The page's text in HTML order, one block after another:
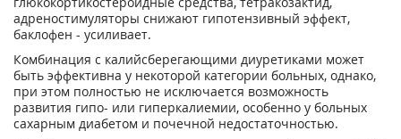
адреностимуляторы снижают гипотензивный эффект,
баклофен - усиливает.
Комбинация с калийсберегающими диуретиками может
быть эффективна у некоторой категории больных, однако,
при этом полностью не исключается возможность
развития гипо- или гиперкалиемии, особенно у больных
сахарным диабетом и почечной недостаточностью.